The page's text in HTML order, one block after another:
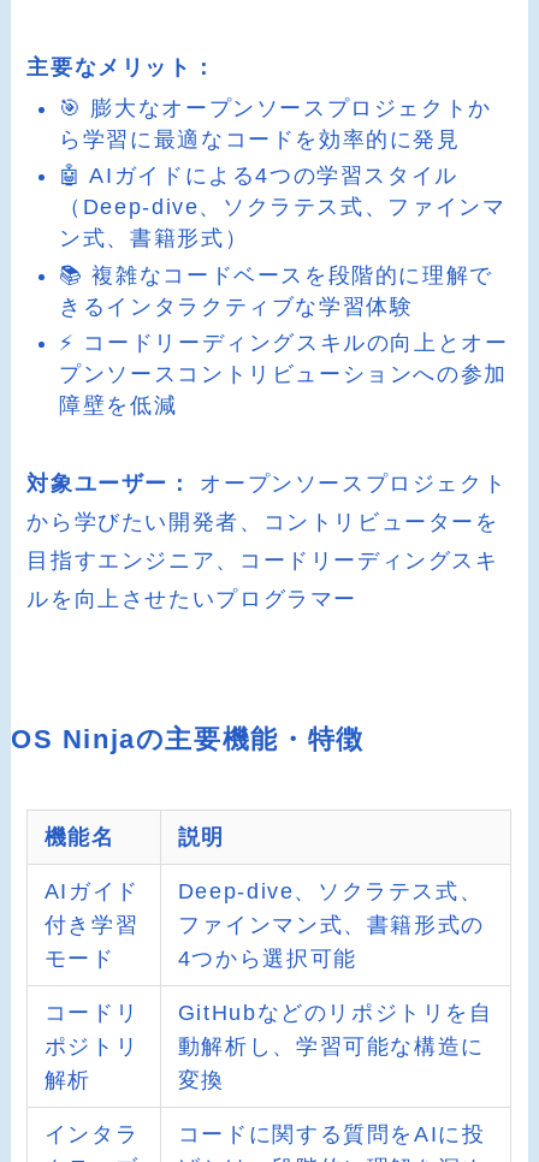
主要なメリット：
🎯 膨大なオープンソースプロジェクトか
ら学習に最適なコードを効率的に発見
🤖 AIガイドによる4つの学習スタイル
（Deep-dive、ソクラテス式、ファインマ
ン式、書籍形式）
📚 複雑なコードベースを段階的に理解で
きるインタラクティブな学習体験
⚡ コードリーディングスキルの向上とオー
プンソースコントリビューションへの参加
障壁を低減
対象ユーザー：
オープンソースプロジェクト
から学びたい開発者、コントリビューターを
目指すエンジニア、コードリーディングスキ
ルを向上させたいプログラマー
OS Ninjaの主要機能・特徴
機能名 説明
AIガイド
付き学習
モード
Deep-dive、ソクラテス式、
ファインマン式、書籍形式の
4つから選択可能
コードリ
ポジトリ
解析
GitHubなどのリポジトリを自
動解析し、学習可能な構造に
変換
インタラ
コードに関する質問をAIに投